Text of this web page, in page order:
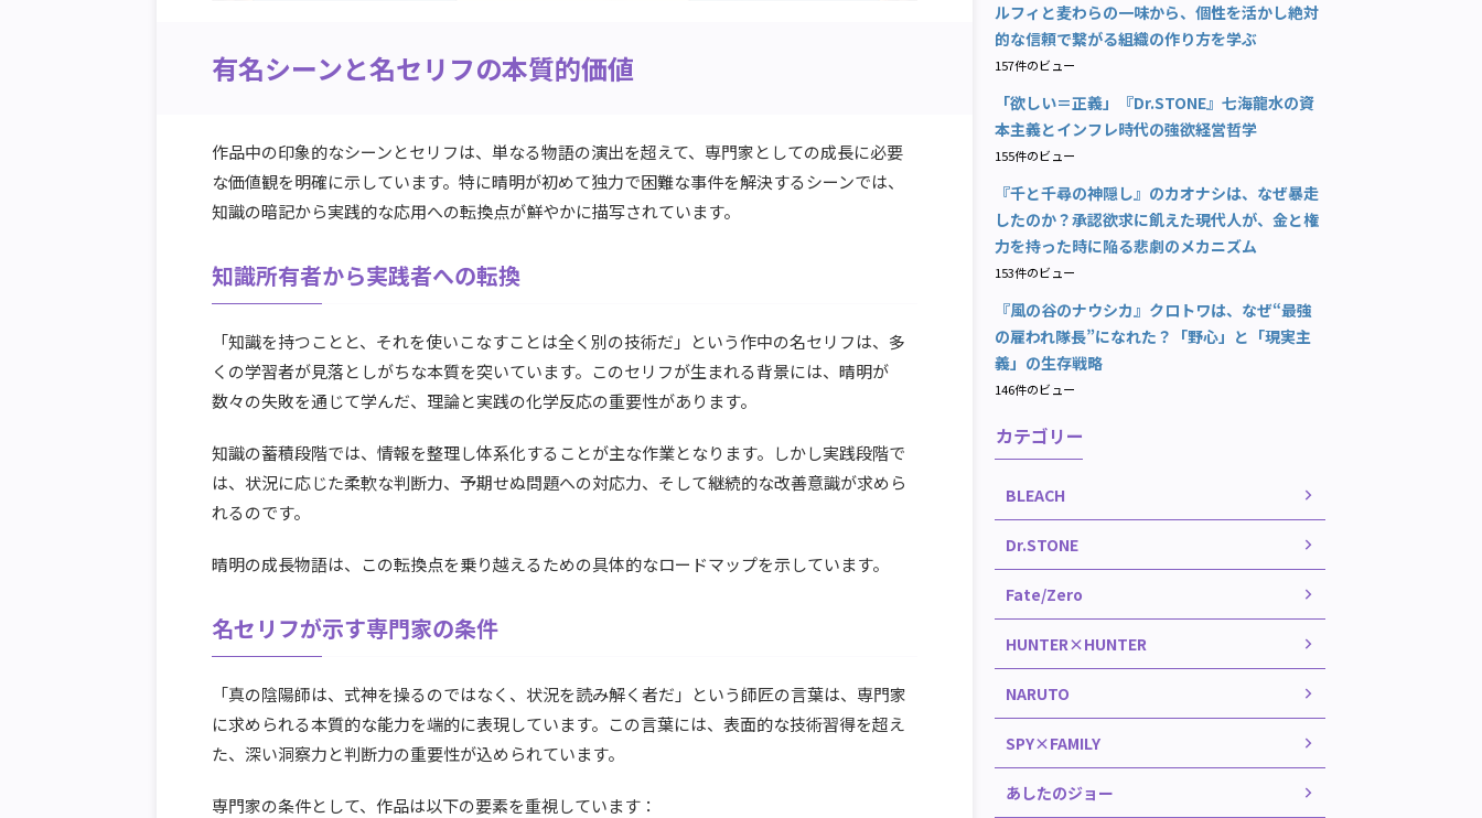
有名シーンと名セリフの本質的価値
作品中の印象的なシーンとセリフは、単なる物語の演出を超えて、専門家としての成長に必要
な価値観を明確に示しています。特に晴明が初めて独力で困難な事件を解決するシーンでは、
知識の暗記から実践的な応用への転換点が鮮やかに描写されています。
知識所有者から実践者への転換
「知識を持つことと、それを使いこなすことは全く別の技術だ」という作中の名セリフは、多
くの学習者が見落としがちな本質を突いています。このセリフが生まれる背景には、晴明が
数々の失敗を通じて学んだ、理論と実践の化学反応の重要性があります。
知識の蓄積段階では、情報を整理し体系化することが主な作業となります。しかし実践段階で
は、状況に応じた柔軟な判断力、予期せぬ問題への対応力、そして継続的な改善意識が求めら
れるのです。
晴明の成長物語は、この転換点を乗り越えるための具体的なロードマップを示しています。
名セリフが示す専門家の条件
「真の陰陽師は、式神を操るのではなく、状況を読み解く者だ」という師匠の言葉は、専門家
に求められる本質的な能力を端的に表現しています。この言葉には、表面的な技術習得を超え
た、深い洞察力と判断力の重要性が込められています。
専門家の条件として、作品は以下の要素を重視しています：
ルフィと麦わらの一味から、個性を活かし絶対
的な信頼で繋がる組織の作り方を学ぶ
157件のビュー
「欲しい＝正義」『Dr.STONE』七海龍水の資
本主義とインフレ時代の強欲経営哲学
155件のビュー
『千と千尋の神隠し』のカオナシは、なぜ暴走
したのか？承認欲求に飢えた現代人が、金と権
力を持った時に陥る悲劇のメカニズム
153件のビュー
『風の谷のナウシカ』クロトワは、なぜ“最強
の雇われ隊長”になれた？「野心」と「現実主
義」の生存戦略
146件のビュー
カテゴリー
BLEACH
Dr.STONE
Fate/Zero
HUNTER×HUNTER
NARUTO
SPY×FAMILY
あしたのジョー